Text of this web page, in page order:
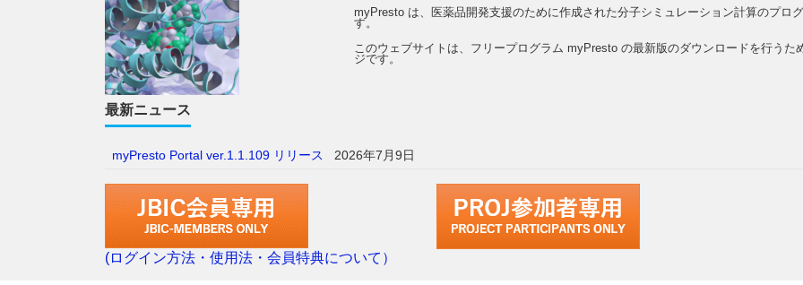
myPresto は、医薬品開発支援のために作成された分子シミュレーション計算のプロ
す。
このウェブサイトは、フリープログラム myPresto の最新版のダウンロードを行うた
ジです。
最新ニュース
myPresto Portal ver.1.1.109 リリース 2026年7月9日
(ログイン方法・使用法・会員特典について）